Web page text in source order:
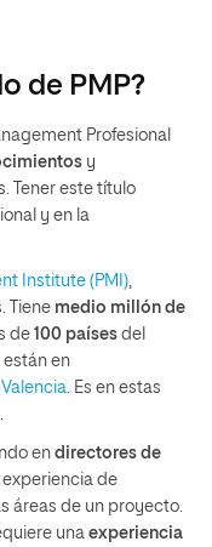
de PMP?
Profesional
y
Tener este título
y en la
Institute (PMI),
Tiene medio millón de
de 100 países del
están en
Valencia. Es en estas
en directores de
de
áreas de un proyecto.
una experiencia